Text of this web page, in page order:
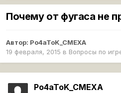
Почему от фугаса не
Автор: Po4aToK_CMEXA
19 февраля, 2015 в Вопросы по
Po4aToK_CMEXA